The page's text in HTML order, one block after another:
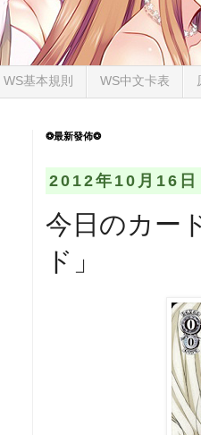
WS基本規則 WS中文卡表
❂最新發佈❂
2012年10月16
今日のカー
ド」